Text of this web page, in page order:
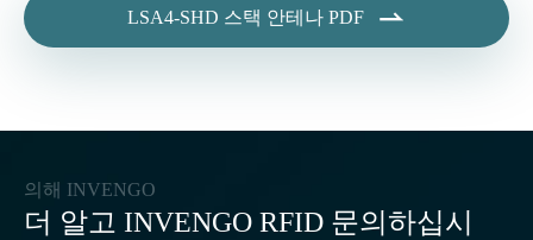
LSA4-SHD 스택 안테나 PDF 
의해 INVENGO
더 알고 INVENGO RFID 문의하십시